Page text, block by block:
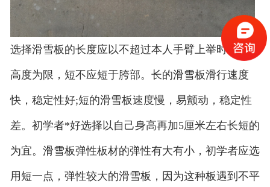
选择滑雪板的长度应以不超过本人手臂上举时手腕部
高度为限，短不应短于胯部。长的滑雪板滑行速度
快，稳定性好;短的滑雪板速度慢，易颤动，稳定性
差。初学者*好选择以自己身高再加5厘米左右长短的
为宜。滑雪板弹性板材的弹性有大有小，初学者应选
用短一点，弹性较大的滑雪板，因为这种板遇到不平